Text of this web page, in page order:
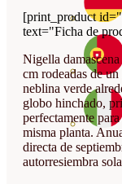
[print_product
text="Ficha de
Nigella
cm rodeadas de
neblina verde
globo hinchado,
perfectamente
misma planta.
directa de
autorresiembra